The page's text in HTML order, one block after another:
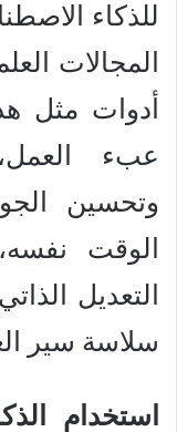
للذكاء
المجالات
أدوات مثل
عبء
وتحسين
الوقت
التعديل
سلاسة سير
استخدام